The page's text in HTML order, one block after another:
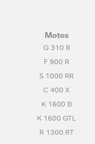
Motos
G 310 R
F 900 R
S 1000 RR
C 400 X
K 1600 B
K 1600 GTL
R 1300 RT